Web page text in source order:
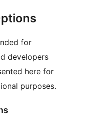
for
developers
here for
purposes.